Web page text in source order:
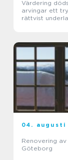
Värdering dödsbo
arvingar ett
rättvist
04. augusti
Renovering
Göteborg